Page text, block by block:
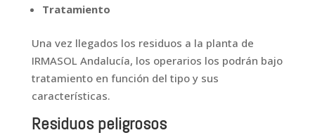
Tratamiento
Una vez llegados los residuos a la planta de
IRMASOL Andalucía, los operarios los podrán bajo
tratamiento en función del tipo y sus
características.
Residuos peligrosos